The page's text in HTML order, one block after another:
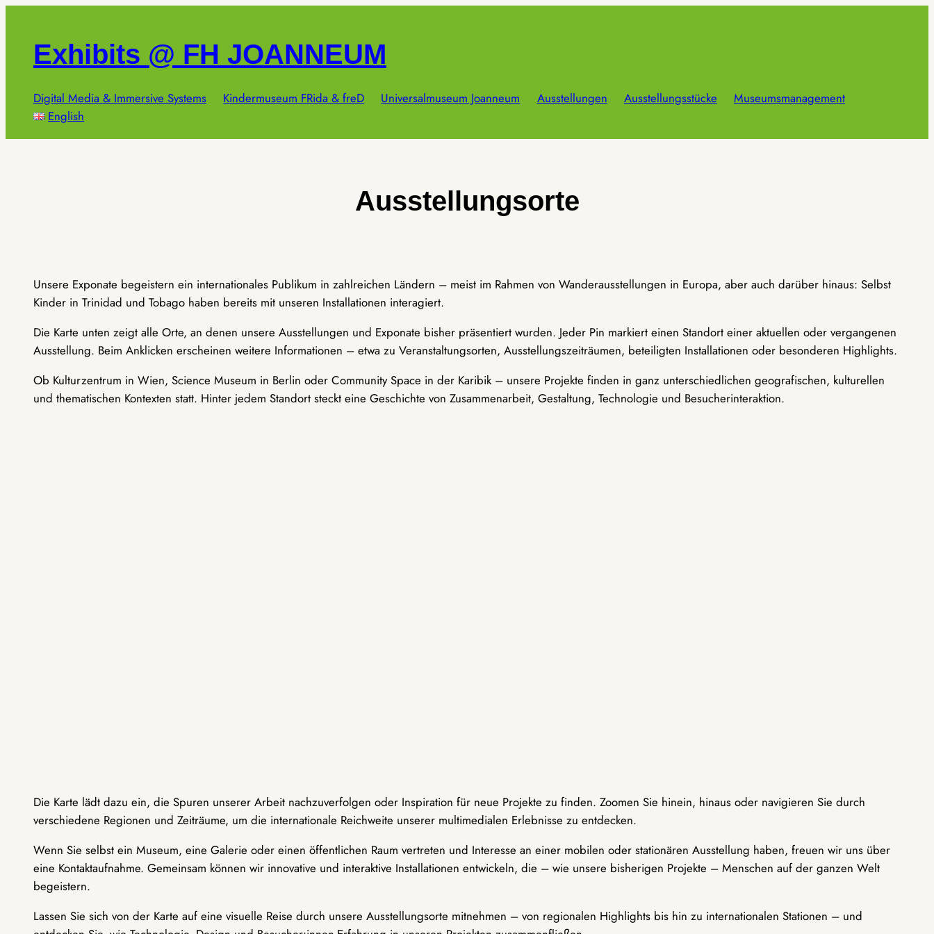
springenExhibits @ FH JOANNEUM
Digital Media & Immersive Systems Kindermuseum FRida & freD Universalmuseum Joanneum Ausstellungen Ausstellungsstücke
Museumsmanagement
English
Ausstellungsorte
Unsere Exponate begeistern ein internationales Publikum in zahlreichen Ländern – meist im Rahmen von Wanderausstellungen in Europa, aber auch darüber hinaus: Selbst
Kinder in Trinidad und Tobago haben bereits mit unseren Installationen interagiert.
Die Karte unten zeigt alle Orte, an denen unsere Ausstellungen und Exponate bisher präsentiert wurden. Jeder Pin markiert einen Standort einer aktuellen oder vergangenen
Ausstellung. Beim Anklicken erscheinen weitere Informationen – etwa zu Veranstaltungsorten, Ausstellungszeiträumen, beteiligten Installationen oder besonderen Highlights.
Ob Kulturzentrum in Wien, Science Museum in Berlin oder Community Space in der Karibik – unsere Projekte finden in ganz unterschiedlichen geografischen, kulturellen
und thematischen Kontexten statt. Hinter jedem Standort steckt eine Geschichte von Zusammenarbeit, Gestaltung, Technologie und Besucherinteraktion.
Die Karte lädt dazu ein, die Spuren unserer Arbeit nachzuverfolgen oder Inspiration für neue Projekte zu finden. Zoomen Sie hinein, hinaus oder navigieren Sie durch
verschiedene Regionen und Zeiträume, um die internationale Reichweite unserer multimedialen Erlebnisse zu entdecken.
Wenn Sie selbst ein Museum, eine Galerie oder einen öffentlichen Raum vertreten und Interesse an einer mobilen oder stationären Ausstellung haben, freuen wir uns über
eine Kontaktaufnahme. Gemeinsam können wir innovative und interaktive Installationen entwickeln, die – wie unsere bisherigen Projekte – Menschen auf der ganzen Welt
begeistern.
Lassen Sie sich von der Karte auf eine visuelle Reise durch unsere Ausstellungsorte mitnehmen – von regionalen Highlights bis hin zu internationalen Stationen – und